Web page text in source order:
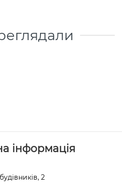
інформація
2